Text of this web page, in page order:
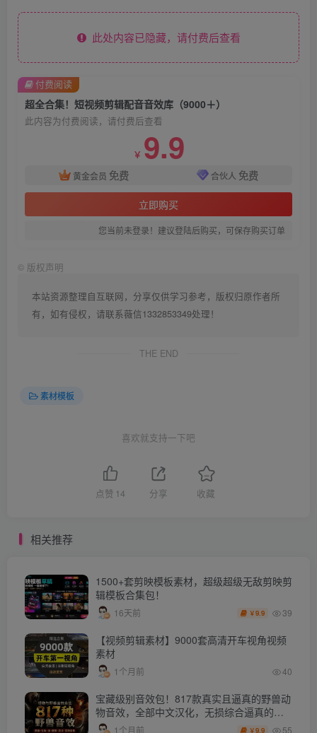
此处内容已隐藏，请付费后查看
超全合集！短视频剪辑配音音效库（9000＋）
此内容为付费阅读，请付费后查看
￥ 9.9
黄金会员 免费 合伙人 免费
立即购买
您当前未登录！建议登陆后购买，可保存购买订单
付费阅读
© 版权声明
本站资源整理自互联网，分享仅供学习参考，版权归原作者所
有，如有侵权，请联系薇信1332853349处理！
THE END
素材模板
喜欢就支持一下吧
点赞 14 分享 收藏
相关推荐
1500+套剪映模板素材，超级超级无敌剪映剪
辑模板合集包！
16天前 ￥9.9 39
【视频剪辑素材】9000套高清开车视角视频
素材
1个月前 40
宝藏级别音效包！817款真实且逼真的野兽动
物音效，全部中文汉化，无损综合逼真的动
物音效库
1个月前 ￥9.9 55